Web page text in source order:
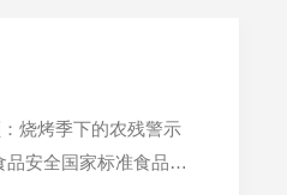
烧烤季下的农残警示
安全国家标准食品中